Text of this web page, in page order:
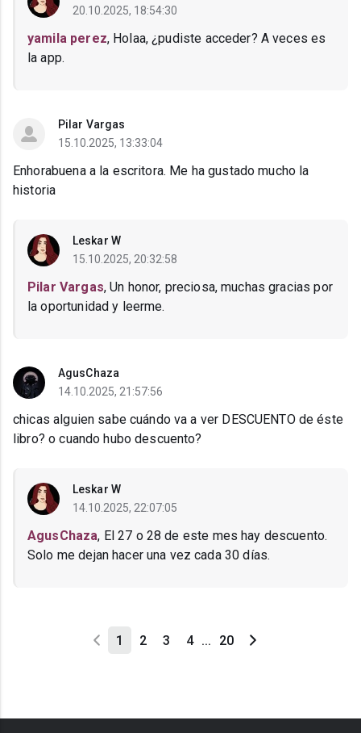
20.10.2025, 18:54:30
yamila perez, Holaa, ¿pudiste acceder? A veces es
la app.
Pilar Vargas
15.10.2025, 13:33:04
Enhorabuena a la escritora. Me ha gustado mucho la
historia
Leskar W
15.10.2025, 20:32:58
Pilar Vargas, Un honor, preciosa, muchas gracias por
la oportunidad y leerme.
AgusChaza
14.10.2025, 21:57:56
chicas alguien sabe cuándo va a ver DESCUENTO de éste
libro? o cuando hubo descuento?
Leskar W
14.10.2025, 22:07:05
AgusChaza, El 27 o 28 de este mes hay descuento.
Solo me dejan hacer una vez cada 30 días.
1 2 3 4 ... 20